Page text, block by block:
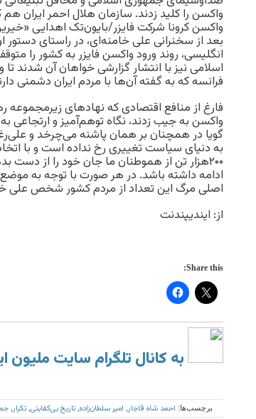
واکسن کرونا شرکت فایزر/بایون‌‌تک اهدایی
بعد از سخنرانی علی خامنه‌ای، در راستای
اسلامی نیز با انتشار گزارشی خواهان آن شدند
فرانسه که به گفته آن‌ها با مردم ایران دشمنی
فارغ از منافع اقتصادی که نهادهای زیرمجموعه
گویا در همچنان بر همان پاشنه می‌چرخد و
به دنیای سیاست تغییری رخ نداده است و با
۲۰۰هزار تن از هموطنان ما جان خود را از
ادامه داشته باشد. در هر صورت با توجه به
اصلی مرگ این تعداد از مردم کشور شخص علی
از: ایندیپندنت
Share this:
به کانال تلگرام سایت ملیون
برچسب‌ها: احمد شاه قاجار امیر سلطان‌زاده تاریخ بی‌کفایتی تکرار